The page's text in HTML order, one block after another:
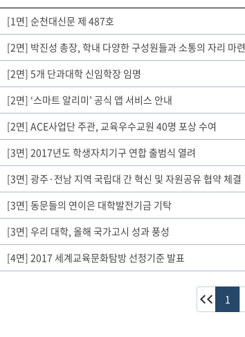
[1면] 순천대신문 제 487호
[2면] 박진성 총장, 학내 다양한 구성원들과 소통의 자리 마련
[2면] 5개 단과대학 신임학장 임명
[2면] ‘스마트 알리미’ 공식 앱 서비스 안내
[2면] ACE사업단 주관, 교육우수교원 40명 포상 수여
[3면] 2017년도 학생자치기구 연합 출범식 열려
[3면] 광주·전남 지역 국립대 간 혁신 및 자원공유 협약 체결
[3면] 동문들의 연이은 대학발전기금 기탁
[3면] 우리 대학, 올해 국가고시 성과 풍성
[4면] 2017 세계교육문화탐방 선정기준 발표
1